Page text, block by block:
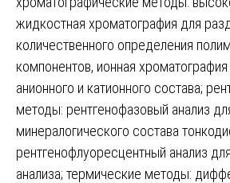
жидкостная хроматография для
количественного определения
компонентов, ионная
анионного и катионного состава;
методы: рентгенофазовый анализ
минералогического состава
рентгенофлуоресцентный анализ
анализа; термические методы: